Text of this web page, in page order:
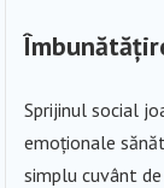
Sprijinul social
emoționale
simplu cuvânt